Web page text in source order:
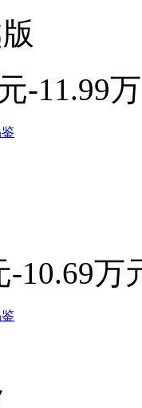
-11.99
-10.69万